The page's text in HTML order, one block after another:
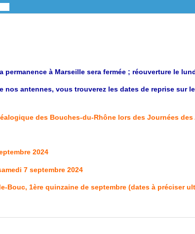
à Marseille sera fermée ; réouverture le
nos antennes, vous trouverez les dates de reprise sur
des Bouches-du-Rhône lors des Journées
2024
7 septembre 2024
Bouc, 1ère quinzaine de septembre (dates à préciser